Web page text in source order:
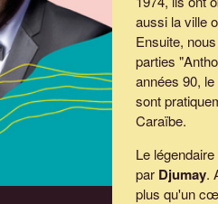
aussi la ville
Ensuite,
parties
années 90,
sont
Caraïbe.
Le
par Djumay.
plus qu'un